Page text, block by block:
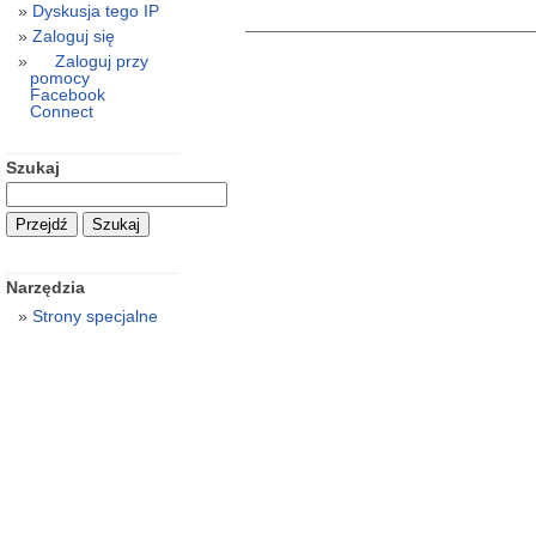
Dyskusja tego IP
Zaloguj się
Zaloguj przy
pomocy
Facebook
Connect
Szukaj
Narzędzia
Strony specjalne